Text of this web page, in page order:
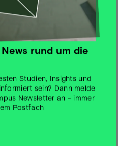
rooftop meetup,
(aspiring) founders,
leaders who want to
food in 2026. The
worth your attention
Products ↳ GLP-1
rund um die
Studien, Insights und
sein? Dann melde
Newsletter an - immer
Postfach